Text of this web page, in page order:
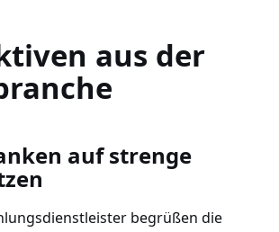
aus der
auf strenge
begrüßen die